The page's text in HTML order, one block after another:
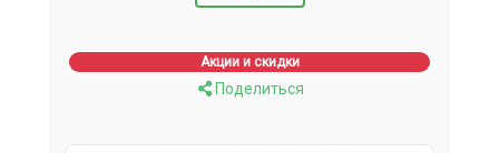
Акции и скидки
Поделиться